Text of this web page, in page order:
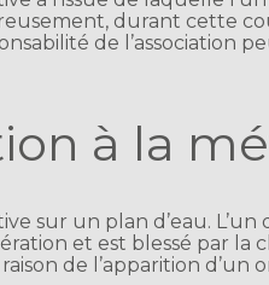
durant cette
de l’association
à la
sur un plan d’eau. L’un
et est blessé par la
de l’apparition d’un